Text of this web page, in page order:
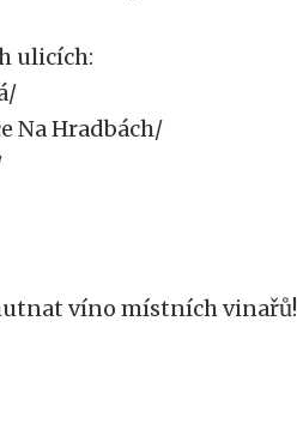
ulicích:
Na Hradbách/
víno místních vinařů!